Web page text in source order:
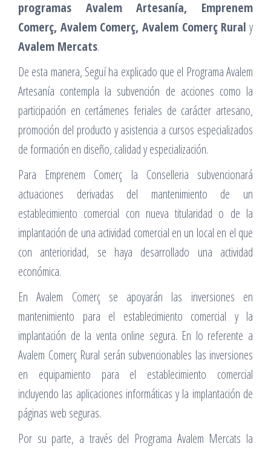
programas Avalem Artesanía, Emprenem
Comerç, Avalem Comerç, Avalem Comerç Rural y
Avalem Mercats.
De esta manera, Seguí ha explicado que el Programa Avalem
Artesanía contempla la subvención de acciones como la
participación en certámenes feriales de carácter artesano,
promoción del producto y asistencia a cursos especializados
de formación en diseño, calidad y especialización.
Para Emprenem Comerç la Conselleria subvencionará
actuaciones derivadas del mantenimiento de un
establecimiento comercial con nueva titularidad o de la
implantación de una actividad comercial en un local en el que
con anterioridad, se haya desarrollado una actividad
económica.
En Avalem Comerç se apoyarán las inversiones en
mantenimiento para el establecimiento comercial y la
implantación de la venta online segura. En lo referente a
Avalem Comerç Rural serán subvencionables las inversiones
en equipamiento para el establecimiento comercial
incluyendo las aplicaciones informáticas y la implantación de
páginas web seguras.
Por su parte, a través del Programa Avalem Mercats la